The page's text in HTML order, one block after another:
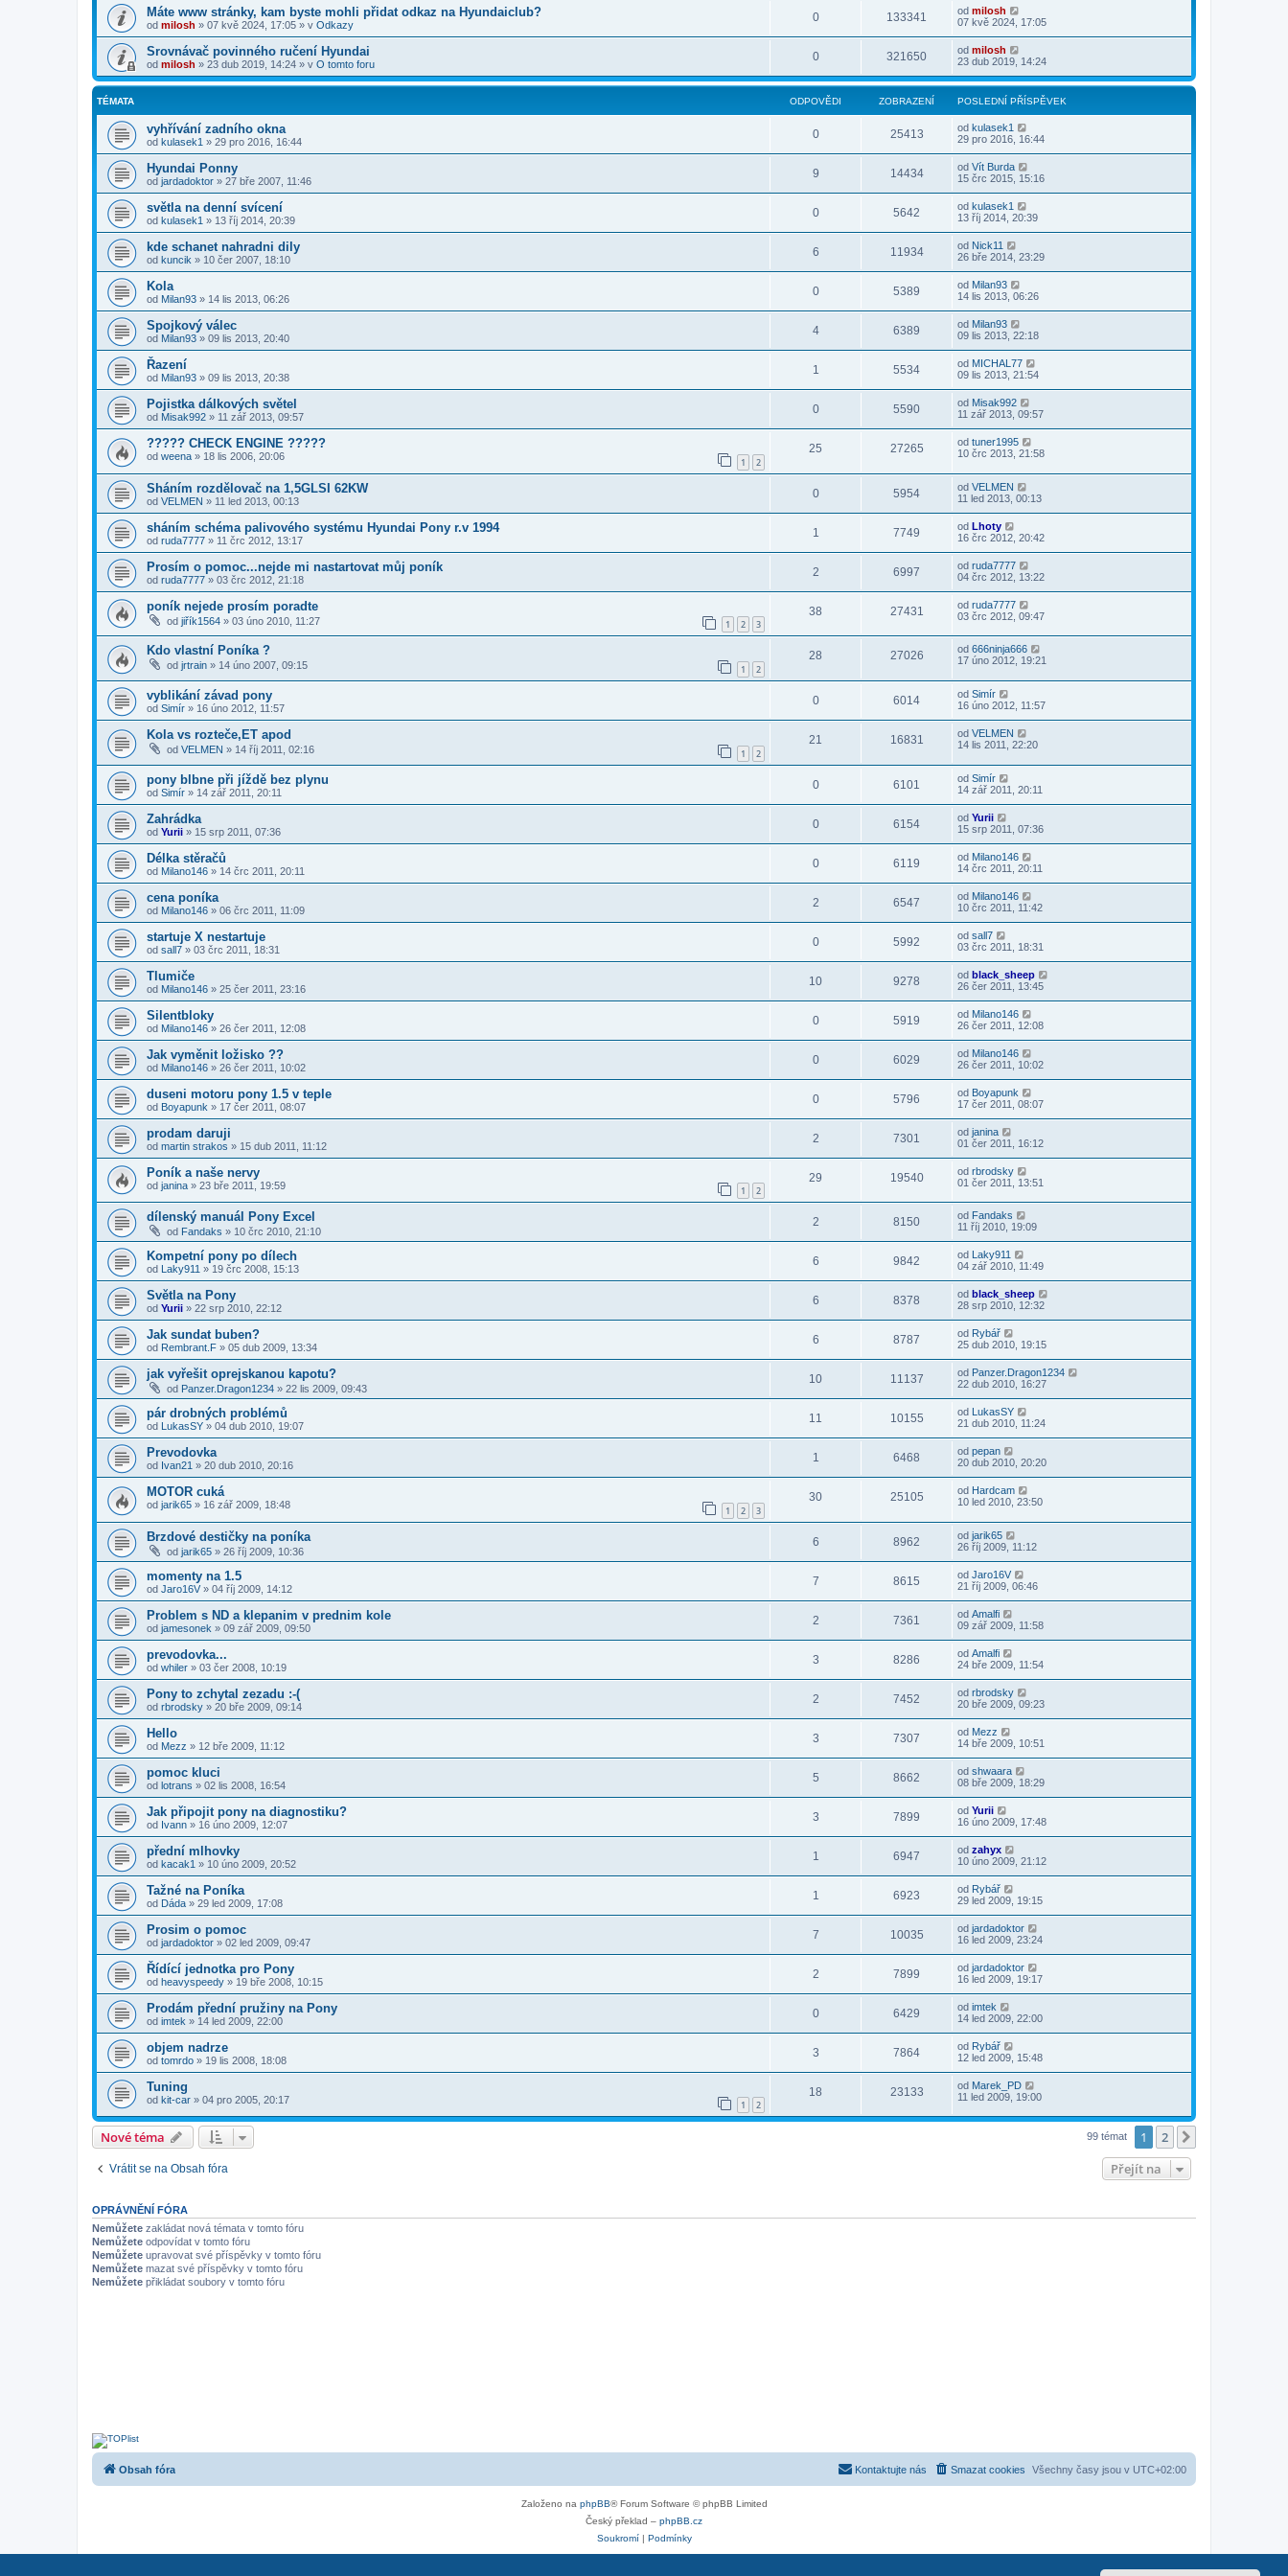
Máte www stránky, kam byste mohli přidat odkaz na Hyundaiclub?
od milosh » 07 kvě 2024, 17:05 » v Odkazy
0 133341 od milosh
07 kvě 2024, 17:05
Srovnávač povinného ručení Hyundai
od milosh » 23 dub 2019, 14:24 » v O tomto foru
0 321650 od milosh
23 dub 2019, 14:24
TÉMATA ODPOVĚDI ZOBRAZENÍ POSLEDNÍ PŘÍSPĚVEK
vyhřívání zadního okna
od kulasek1 » 29 pro 2016, 16:44
0 25413 od kulasek1
29 pro 2016, 16:44
Hyundai Ponny
od jardadoktor » 27 bře 2007, 11:46
9 14434 od Vít Burda
15 črc 2015, 15:16
světla na denní svícení
od kulasek1 » 13 říj 2014, 20:39
0 5642 od kulasek1
13 říj 2014, 20:39
kde schanet nahradni dily
od kuncik » 10 čer 2007, 18:10
6 11934 od Nick11
26 bře 2014, 23:29
Kola
od Milan93 » 14 lis 2013, 06:26
0 5389 od Milan93
14 lis 2013, 06:26
Spojkový válec
od Milan93 » 09 lis 2013, 20:40
4 6389 od Milan93
09 lis 2013, 22:18
Řazení
od Milan93 » 09 lis 2013, 20:38
1 5534 od MICHAL77
09 lis 2013, 21:54
Pojistka dálkových světel
od Misak992 » 11 zář 2013, 09:57
0 5590 od Misak992
11 zář 2013, 09:57
????? CHECK ENGINE ?????
od weena » 18 lis 2006, 20:06 1 2
25 27265 od tuner1995
10 črc 2013, 21:58
Sháním rozdělovač na 1,5GLSI 62KW
od VELMEN » 11 led 2013, 00:13
0 5954 od VELMEN
11 led 2013, 00:13
sháním schéma palivového systému Hyundai Pony r.v 1994
od ruda7777 » 11 črc 2012, 13:17
1 7749 od Lhoty
16 črc 2012, 20:42
Prosím o pomoc...nejde mi nastartovat můj poník
od ruda7777 » 03 črc 2012, 21:18
2 6997 od ruda7777
04 črc 2012, 13:22
poník nejede prosím poradte
od jiřík1564 » 03 úno 2010, 11:27 1 2 3
38 27431 od ruda7777
03 črc 2012, 09:47
Kdo vlastní Poníka ?
od jrtrain » 14 úno 2007, 09:15 1 2
28 27026 od 666ninja666
17 úno 2012, 19:21
vyblikání závad pony
od Simír » 16 úno 2012, 11:57
0 6014 od Simír
16 úno 2012, 11:57
Kola vs rozteče,ET apod
od VELMEN » 14 říj 2011, 02:16 1 2
21 16831 od VELMEN
14 lis 2011, 22:20
pony blbne při jíždě bez plynu
od Simír » 14 zář 2011, 20:11
0 6101 od Simír
14 zář 2011, 20:11
Zahrádka
od Yurii » 15 srp 2011, 07:36
0 6154 od Yurii
15 srp 2011, 07:36
Délka stěračů
od Milano146 » 14 črc 2011, 20:11
0 6119 od Milano146
14 črc 2011, 20:11
cena poníka
od Milano146 » 06 črc 2011, 11:09
2 6547 od Milano146
10 črc 2011, 11:42
startuje X nestartuje
od sall7 » 03 črc 2011, 18:31
0 5992 od sall7
03 črc 2011, 18:31
Tlumiče
od Milano146 » 25 čer 2011, 23:16
10 9278 od black_sheep
26 čer 2011, 13:45
Silentbloky
od Milano146 » 26 čer 2011, 12:08
0 5919 od Milano146
26 čer 2011, 12:08
Jak vyměnit ložisko ??
od Milano146 » 26 čer 2011, 10:02
0 6029 od Milano146
26 čer 2011, 10:02
duseni motoru pony 1.5 v teple
od Boyapunk » 17 čer 2011, 08:07
0 5796 od Boyapunk
17 čer 2011, 08:07
prodam daruji
od martin strakos » 15 dub 2011, 11:12
2 7301 od janina
01 čer 2011, 16:12
Poník a naše nervy
od janina » 23 bře 2011, 19:59 1 2
29 19540 od rbrodsky
01 čer 2011, 13:51
dílenský manuál Pony Excel
od Fandaks » 10 črc 2010, 21:10
2 8150 od Fandaks
11 říj 2010, 19:09
Kompetní pony po dílech
od Laky911 » 19 črc 2008, 15:13
6 9842 od
Laky911
04 zář 2010, 11:49
Světla na Pony
od Yurii » 22 srp 2010, 22:12
6 8378 od black_sheep
28 srp 2010, 12:32
Jak sundat buben?
od Rembrant.F » 05 dub 2009, 13:34
6 8787 od Rybář
25 dub 2010, 19:15
jak vyřešit oprejskanou kapotu?
od Panzer.Dragon1234 » 22 lis 2009, 09:43
10 11137 od Panzer.Dragon1234
22 dub 2010, 16:27
pár drobných problémů
od LukasSY » 04 dub 2010, 19:07
11 10155 od
LukasSY
21 dub 2010, 11:24
Prevodovka
od Ivan21 » 20 dub 2010, 20:16
1 6468 od pepan
20 dub 2010, 20:20
MOTOR cuká
od jarik65 » 16 zář 2009, 18:48 1 2 3
30 25105 od Hardcam
10 led 2010, 23:50
Brzdové destičky na poníka
od jarik65 » 26 říj 2009, 10:36
6 8962 od jarik65
26 říj 2009, 11:12
momenty na 1.5
od Jaro16V » 04 říj 2009, 14:12
7 8615 od Jaro16V
21 říj 2009, 06:46
Problem s ND a klepanim v prednim kole
od jamesonek » 09 zář 2009, 09:50
2 7361 od Amalfi
09 zář 2009, 11:58
prevodovka...
od whiler » 03 čer 2008, 10:19
3 8286 od Amalfi
24 bře 2009, 11:54
Pony to zchytal zezadu :-(
od rbrodsky » 20 bře 2009, 09:14
2 7452 od rbrodsky
20 bře 2009, 09:23
Hello
od Mezz » 12 bře 2009, 11:12
3 7307 od Mezz
14 bře 2009, 10:51
pomoc kluci
od lotrans » 02 lis 2008, 16:54
5 8662 od shwaara
08 bře 2009, 18:29
Jak připojit pony na diagnostiku?
od Ivann » 16 úno 2009, 12:07
3 7899 od Yurii
16 úno 2009, 17:48
přední mlhovky
od kacak1 » 10 úno 2009, 20:52
1 6947 od zahyx
10 úno 2009, 21:12
Tažné na Poníka
od Dáda » 29 led 2009, 17:08
1 6923 od Rybář
29 led 2009, 19:15
Prosim o pomoc
od jardadoktor » 02 led 2009, 09:47
7 10035 od jardadoktor
16 led 2009, 23:24
Řídící jednotka pro Pony
od heavyspeedy » 19 bře 2008, 10:15
2 7899 od jardadoktor
16 led 2009, 19:17
Prodám přední pružiny na Pony
od imtek » 14 led 2009, 22:00
0 6429 od imtek
14 led 2009, 22:00
objem nadrze
od tomrdo » 19 lis 2008, 18:08
3 7864 od Rybář
12 led 2009, 15:48
Tuning
od kit-car » 04 pro 2005, 20:17 1 2
18 23133 od Marek_PD
11 led 2009, 19:00
Nové téma 99 témat 1 2
Vrátit se na Obsah fóra Přejít na
OPRÁVNĚNÍ FÓRA
Nemůžete zakládat nová témata v tomto fóru
Nemůžete odpovídat v tomto fóru
Nemůžete upravovat své příspěvky v tomto fóru
Nemůžete mazat své příspěvky v tomto fóru
Nemůžete přikládat soubory v tomto fóru
Obsah fóra Všechny časy jsou v UTC+02:00
Smazat cookies
Kontaktujte nás
Založeno na phpBB® Forum Software © phpBB Limited
Český překlad – phpBB.cz
Soukromí| Podmínky